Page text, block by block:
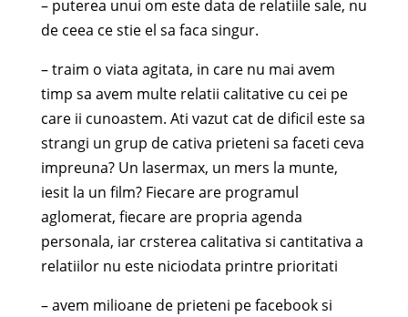
– puterea unui om este data de relatiile sale, nu
de ceea ce stie el sa faca singur.
– traim o viata agitata, in care nu mai avem
timp sa avem multe relatii calitative cu cei pe
care ii cunoastem. Ati vazut cat de dificil este sa
strangi un grup de cativa prieteni sa faceti ceva
impreuna? Un lasermax, un mers la munte,
iesit la un film? Fiecare are programul
aglomerat, fiecare are propria agenda
personala, iar crsterea calitativa si cantitativa a
relatiilor nu este niciodata printre prioritati
– avem milioane de prieteni pe facebook si